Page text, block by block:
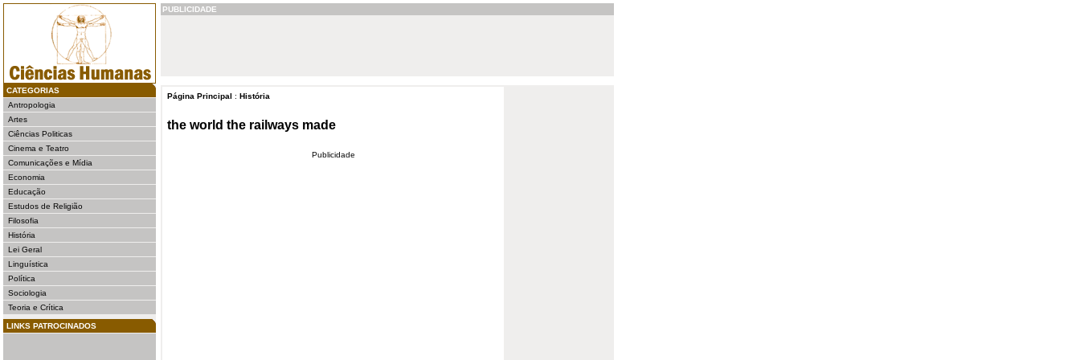
CATEGORIAS
Antropologia
Artes
Ciências Politicas
Cinema e Teatro
Comunicações e Mídia
Economia
Educação
Estudos de Religião
Filosofia
História
Lei Geral
Linguística
Política
Sociologia
Teoria e Crítica
LINKS PATROCINADOS
PUBLICIDADE
Página Principal : História
the world the railways made
Publicidade